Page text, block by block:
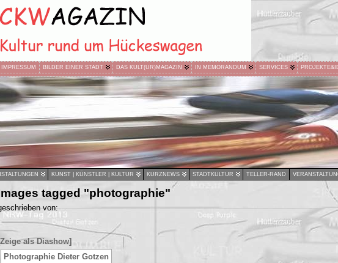
IMPRESSUM BILDER EINER STADT DAS KULT(UR)MAGAZIN IN MEMORANDUM SERVICES
KUNST | KÜNSTLER | KULTUR KURZNEWS STADTKULTUR TELLER-RAND
tagged "photographie"
von:
als Diashow]
Photographie Dieter Gotzen